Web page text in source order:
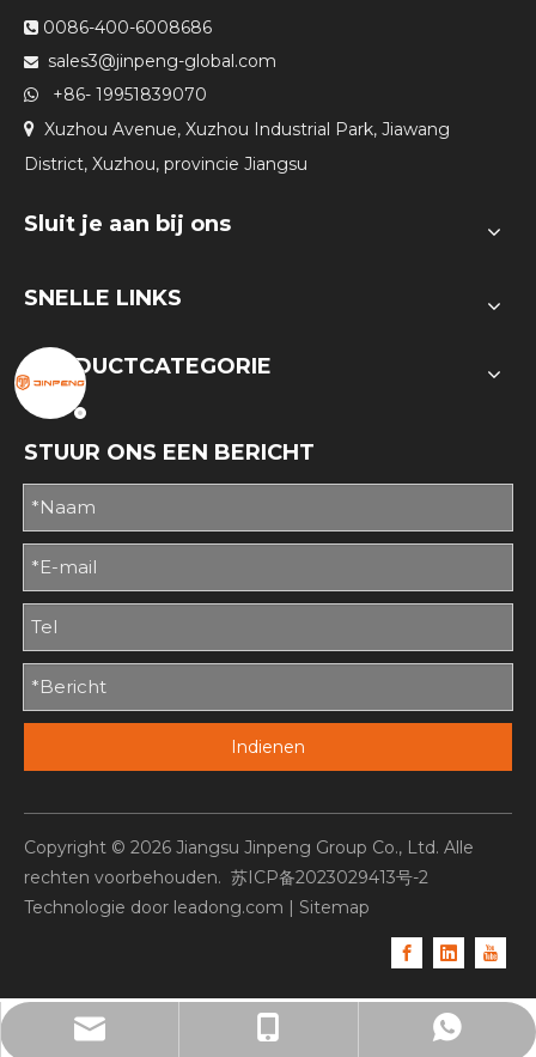
sales3@jinpeng-global.com
+86- 19951839070
+86- 19951839070
 0086-400-6008686
 sales3@jinpeng-global.com
 +86- 19951839070
 Xuzhou Avenue, Xuzhou Industrial Park, Jiawang
District, Xuzhou, provincie Jiangsu
Sluit je aan bij ons
SNELLE LINKS
PRODUCTCATEGORIE
STUUR ONS EEN BERICHT
Indienen
Copyright © 2026 Jiangsu Jinpeng Group Co., Ltd. Alle
rechten voorbehouden. 苏ICP备2023029413号-2
Technologie door leadong.com | Sitemap